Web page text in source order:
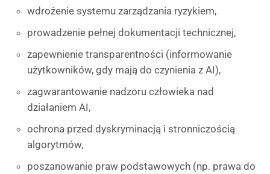
wdrożenie systemu zarządzania ryzykiem,
prowadzenie pełnej dokumentacji technicznej,
zapewnienie transparentności (informowanie
użytkowników, gdy mają do czynienia z AI),
zagwarantowanie nadzoru człowieka nad
działaniem AI,
ochrona przed dyskryminacją i stronniczością
algorytmów,
poszanowanie praw podstawowych (np. prawa do